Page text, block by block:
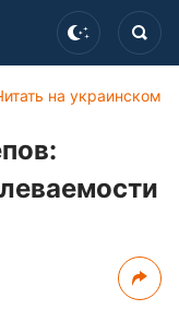
на украинском